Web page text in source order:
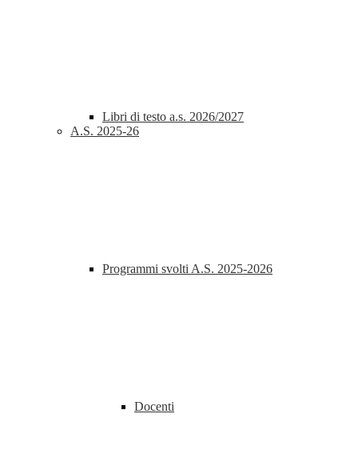
Libri di testo a.s. 2026/2027
A.S. 2025-26
Programmi svolti A.S. 2025-2026
Docenti